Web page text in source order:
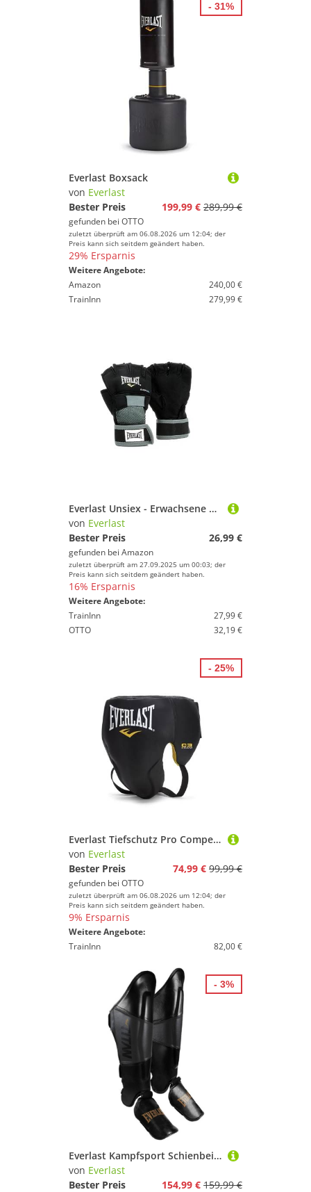
Everlast Boxsack
von Everlast
Bester Preis
199,99 € 289,99 €
gefunden bei OTTO
zuletzt überprüft am 06.08.2026 um 12:04; der
Preis kann sich seitdem geändert haben.
29% Ersparnis
Weitere Angebote:
Amazon
240,00 €
TrainInn
279,99 €
- 31%
Everlast Unsiex - Erwachsene Sport Boxen Gelhandschuh Evergel Handwraps, Schwarz, M
von Everlast
Bester Preis
26,99 €
gefunden bei Amazon
zuletzt überprüft am 27.09.2025 um 00:03; der
Preis kann sich seitdem geändert haben.
16% Ersparnis
Weitere Angebote:
TrainInn
27,99 €
OTTO
32,19 €
Everlast Tiefschutz Pro Competition Protector Hook & Loop
von Everlast
Bester Preis
74,99 € 99,99 €
gefunden bei OTTO
zuletzt überprüft am 06.08.2026 um 12:04; der
Preis kann sich seitdem geändert haben.
9% Ersparnis
Weitere Angebote:
TrainInn
82,00 €
- 25%
Everlast Kampfsport Schienbeinschoner Titan Pro Striking Shin Guards
von Everlast
Bester Preis
154,99 € 159,99 €
- 3%